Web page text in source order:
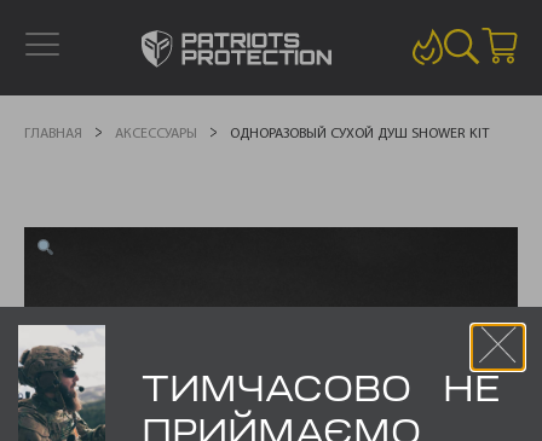
ГЛАВНАЯ АКСЕССУАРЫ ОДНОРАЗОВЫЙ СУХОЙ ДУШ SHOWER KIT
ТИМЧАСОВО НЕ